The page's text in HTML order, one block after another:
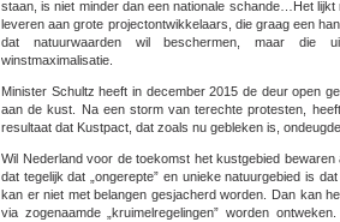
staan, is niet minder dan een nationale schande…Het
leveren aan grote projectontwikkelaars, die graag een
dat natuurwaarden wil beschermen, maar die
winstmaximalisatie.
Minister Schultz heeft in december 2015 de deur open
aan de kust. Na een storm van terechte protesten,
resultaat dat Kustpact, dat zoals nu gebleken is,
Wil Nederland voor de toekomst het kustgebied
dat tegelijk dat „ongerepte” en unieke natuurgebied is
kan er niet met belangen gesjacherd worden. Dan kan
via zogenaamde „kruimelregelingen” worden